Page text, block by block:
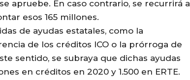
apruebe. En caso contrario, se recurrirá a
esos 165 millones.
de ayudas estatales, como la
de los créditos ICO o la prórroga de
sentido, se subraya que dichas ayudas
en créditos en 2020 y 1.500 en ERTE.